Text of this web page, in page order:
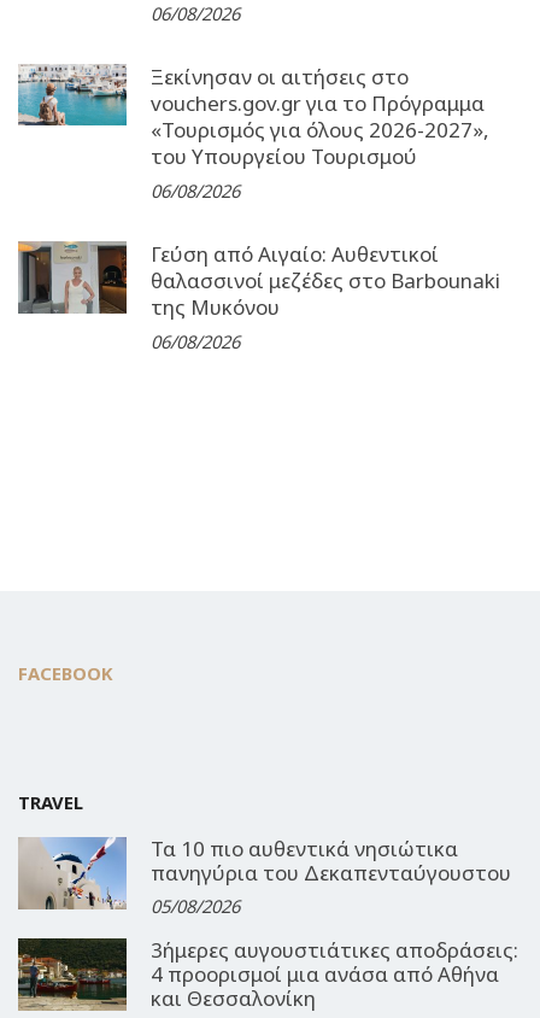
06/08/2026
Ξεκίνησαν οι αιτήσεις στο
vouchers.gov.gr για το Πρόγραμμα
«Τουρισμός για όλους 2026-2027»,
του Υπουργείου Τουρισμού
06/08/2026
Γεύση από Αιγαίο: Αυθεντικοί
θαλασσινοί μεζέδες στο Barbounaki
της Μυκόνου
06/08/2026
FACEBOOK
TRAVEL
Τα 10 πιο αυθεντικά νησιώτικα
πανηγύρια του Δεκαπενταύγουστου
05/08/2026
3ήμερες αυγουστιάτικες αποδράσεις:
4 προορισμοί μια ανάσα από Αθήνα
και Θεσσαλονίκη